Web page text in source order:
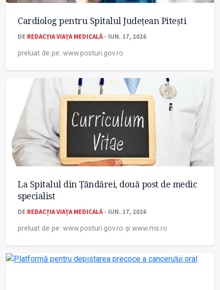
Cardiolog pentru Spitalul Județean Pitești
DE REDACȚIA VIAȚA MEDICALĂ- IUN. 17, 2026
preluat de pe: www.posturi.gov.ro
La Spitalul din Țăndărei, două post de medic
specialist
DE REDACȚIA VIAȚA MEDICALĂ- IUN. 17, 2026
preluat de pe: www.posturi.gov.ro și www.ms.ro